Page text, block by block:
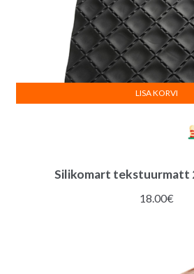
Silikomart tekstuurmatt
18.00€
LISA KORVI